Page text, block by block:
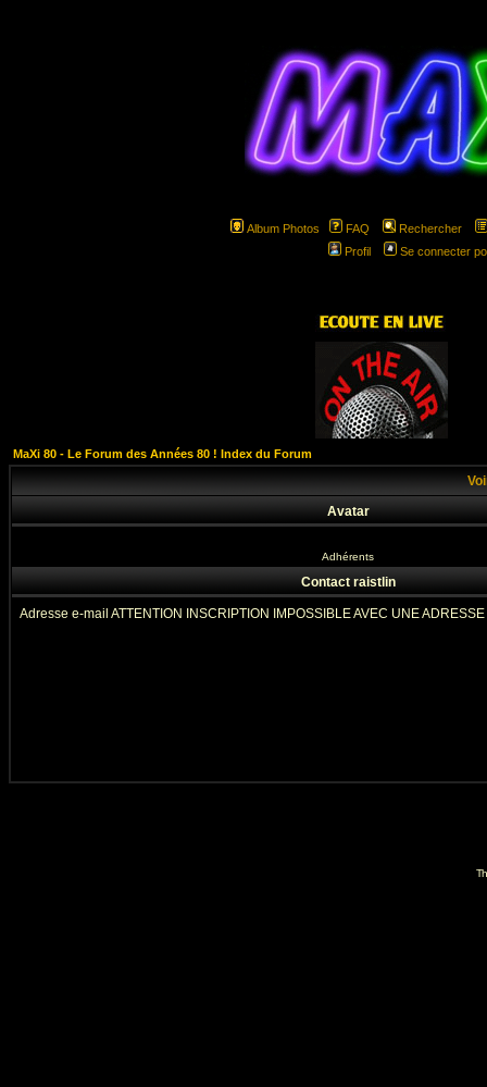
Album Photos FAQ
Rechercher
Profil
Se connecter
MaXi 80 - Le Forum des Années 80 ! Index du Forum
Avatar
Adhérents
Contact raistlin
Adresse e-mail ATTENTION INSCRIPTION IMPOSSIBLE AVEC UNE